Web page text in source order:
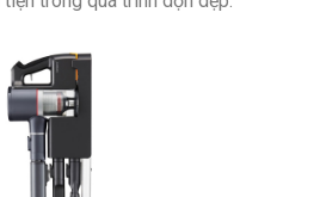
sức hút bụi
đặt
2.7 kg